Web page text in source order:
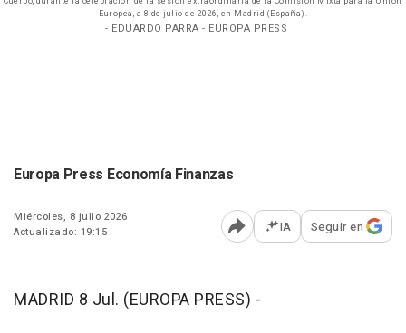
Europea, a 8 de julio de 2026, en Madrid (España).
- EDUARDO PARRA - EUROPA PRESS
Europa Press Economía Finanzas
Miércoles, 8 julio 2026
Actualizado: 19:15
Abrir opciones para
IA Seguir en
MADRID 8 Jul. (EUROPA PRESS) -